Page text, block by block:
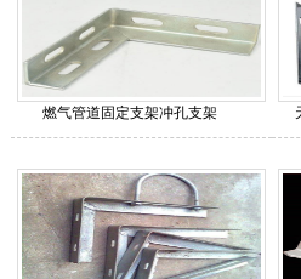
燃气管道固定支架冲孔支架